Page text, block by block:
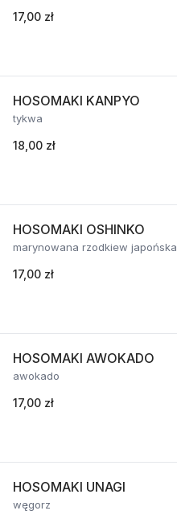
17,00 zł
HOSOMAKI KANPYO
tykwa
18,00 zł
HOSOMAKI OSHINKO
marynowana rzodkiew japońska
17,00 zł
HOSOMAKI AWOKADO
awokado
17,00 zł
HOSOMAKI UNAGI
węgorz